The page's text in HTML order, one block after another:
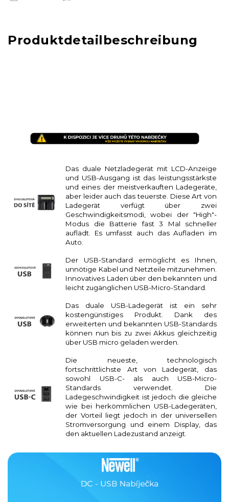
Produktdetailbeschreibung
Das duale Netzladegerät mit LCD-Anzeige
und USB-Ausgang ist das leistungsstärkste
und eines der meistverkauften Ladegeräte,
aber leider auch das teuerste. Diese Art von
Ladegerät verfügt über zwei
Geschwindigkeitsmodi, wobei der "High"-
Modus die Batterie fast 3 Mal schneller
auflädt. Es umfasst auch das Aufladen im
Auto.
Der USB-Standard ermöglicht es Ihnen,
unnötige Kabel und Netzteile mitzunehmen.
Innovatives Laden über den bekannten und
leicht zugänglichen USB-Micro-Standard.
Das duale USB-Ladegerät ist ein sehr
kostengünstiges Produkt. Dank des
erweiterten und bekannten USB-Standards
können nun bis zu zwei Akkus gleichzeitig
über USB micro geladen werden.
Die neueste, technologisch
fortschrittlichste Art von Ladegerät, das
sowohl USB-C- als auch USB-Micro-
Standards verwendet. Die
Ladegeschwindigkeit ist jedoch die gleiche
wie bei herkömmlichen USB-Ladegeräten,
der Vorteil liegt jedoch in der universellen
Stromversorgung und einem Display, das
den aktuellen Ladezustand anzeigt.